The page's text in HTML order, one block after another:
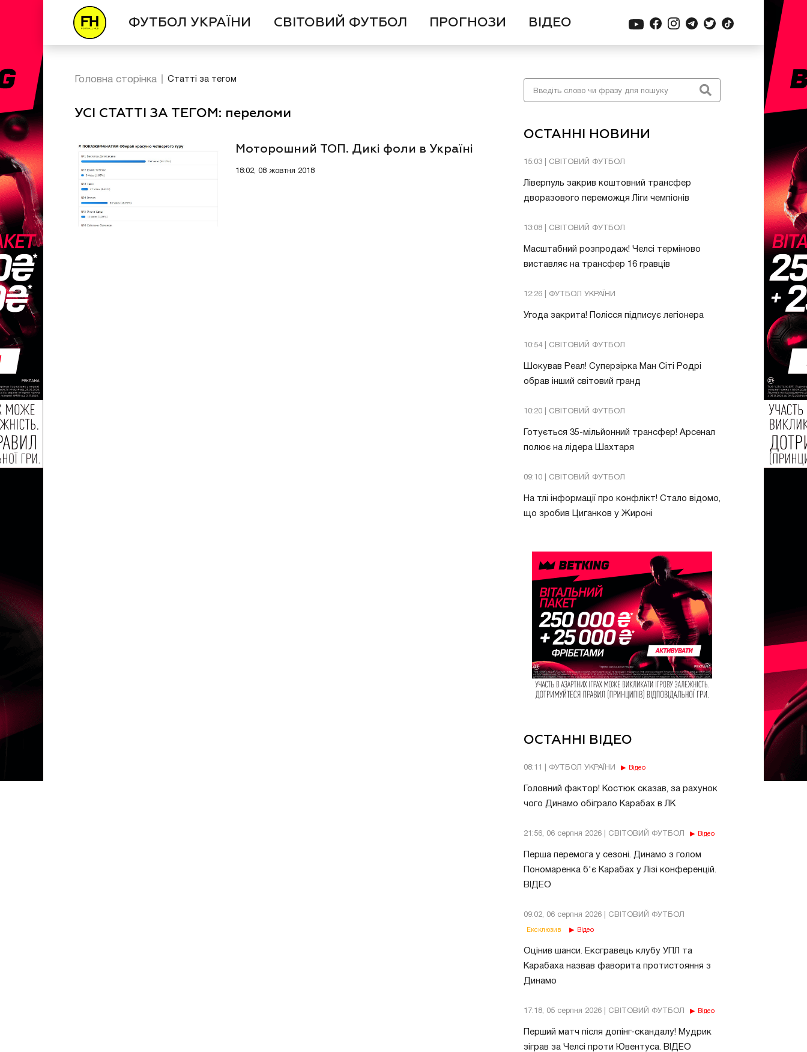
ФУТБОЛ УКРАЇНИ СВІТОВИЙ ФУТБОЛ ПРОГНОЗИ ВІДЕО
ОСТАННІ НОВИНИ
15:03 | СВІТОВИЙ ФУТБОЛ
Ліверпуль закрив коштовний трансфер
дворазового переможця Ліги чемпіонів
13:08 | СВІТОВИЙ ФУТБОЛ
Масштабний розпродаж! Челсі терміново
виставляє на трансфер 16 гравців
12:26 | ФУТБОЛ УКРАЇНИ
Угода закрита! Полісся підписує легіонера
10:54 | СВІТОВИЙ ФУТБОЛ
Шокував Реал! Суперзірка Ман Сіті Родрі
обрав інший світовий гранд
10:20 | СВІТОВИЙ ФУТБОЛ
Готується 35-мільйонний трансфер! Арсенал
полює на лідера Шахтаря
09:10 | СВІТОВИЙ ФУТБОЛ
На тлі інформації про конфлікт! Стало відомо,
що зробив Циганков у Жироні
ОСТАННІ ВІДЕО
08:11 | ФУТБОЛ УКРАЇНИ Відео
Головний фактор! Костюк сказав, за рахунок
чого Динамо обіграло Карабах в ЛК
21:56, 06 серпня 2026 | СВІТОВИЙ ФУТБОЛ Відео
Перша перемога у сезоні. Динамо з голом
Пономаренка б'є Карабах у Лізі конференцій.
ВІДЕО
09:02, 06 серпня 2026 | СВІТОВИЙ ФУТБОЛ
Ексклюзив Відео
Оцінив шанси. Ексгравець клубу УПЛ та
Карабаха назвав фаворита протистояння з
Динамо
17:18, 05 серпня 2026 | СВІТОВИЙ ФУТБОЛ Відео
Перший матч після допінг-скандалу! Мудрик
зіграв за Челсі проти Ювентуса. ВІДЕО
Головна сторінка Статті за тегом
УСІ СТАТТІ ЗА ТЕГОМ: переломи
Моторошний ТОП. Дикі фоли в Україні
18:02, 08 жовтня 2018